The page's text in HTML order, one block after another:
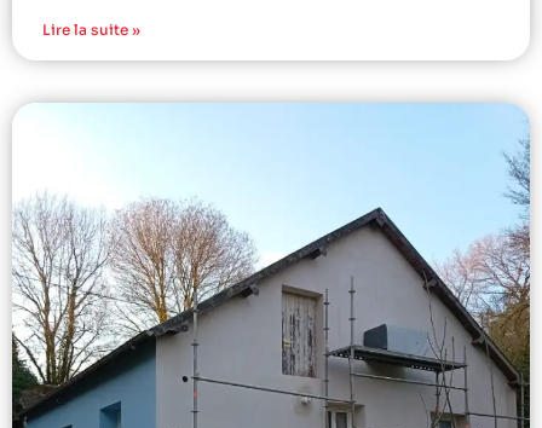
Lire la suite »